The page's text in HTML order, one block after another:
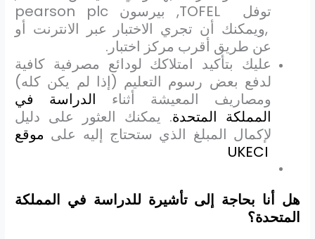
توفل
TOFEL, بيرسون pearson plc
,ويمكنك أن تجري الاختبار عبر الانترنت أو
عن طريق أقرب مركز اختبار.
عليك بتأكيد امتلاكك لودائع مصرفية كافية
لدفع بعض رسوم التعليم (إذا لم يكن كله)
ومصاريف المعيشة أثناء الدراسة في
المملكة المتحدة. يمكنك العثور على دليل
لإكمال المبلغ الذي ستحتاج إليه على موقع
هل أنا بحاجة إلى تأشيرة للدراسة في المملكة
المتحدة؟